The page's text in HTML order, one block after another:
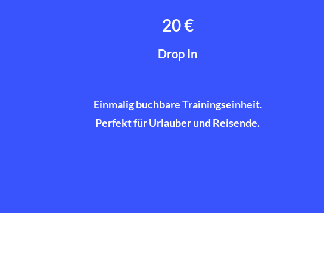
20 €
Drop In
Einmalig buchbare Trainingseinheit.
Perfekt für Urlauber und Reisende.